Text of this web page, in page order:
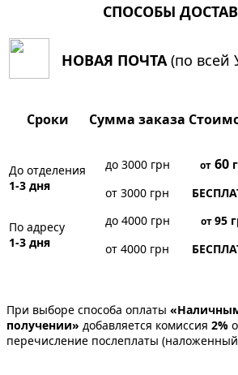
СПОСОБЫ
НОВАЯ ПОЧТА(по всей
Сроки Сумма заказа
До отделения
1-3 дня
до 3000 грн от60
от 3000 грн
По адресу
1-3 дня
до 4000 грн от95
от 4000 грн
При выборе способа оплаты
получении» добавляется комиссия 2%
перечисление послеплаты